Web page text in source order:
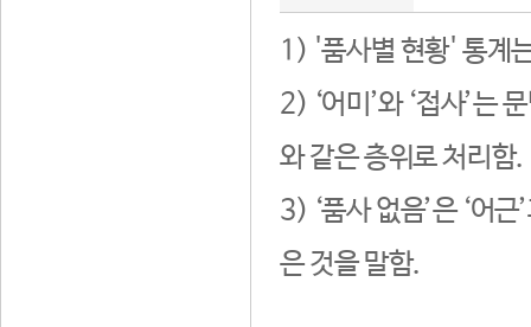
1) '품사별 현황' 통계
2) ‘어미’와 ‘접사’는
와 같은 층위로 처리함.
3) ‘품사 없음’은 ‘어
은 것을 말함.